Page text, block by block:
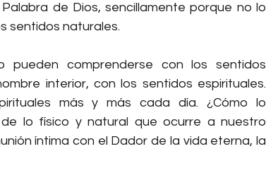
de Dios, sencillamente porque no lo
sentidos naturales.
pueden comprenderse con los sentidos
interior, con los sentidos espirituales.
más y más cada día. ¿Cómo lo
lo físico y natural que ocurre a nuestro
íntima con el Dador de la vida eterna, la